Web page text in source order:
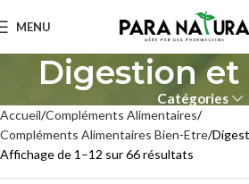
MENU
Digestion et
Catégories
Accueil Compléments Alimentaires
Compléments Alimentaires Bien-Etre
Affichage de 1–12 sur 66 résultats